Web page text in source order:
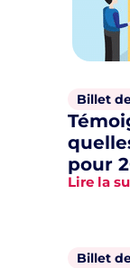
Billet
pour
Lire la
Billet